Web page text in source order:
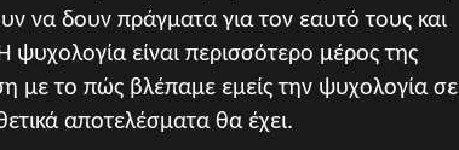
να δουν πράγματα για τον εαυτό τους και
είναι περισσότερο μέρος της
με το πώς βλέπαμε εμείς την ψυχολογία σε
αποτελέσματα θα έχει.